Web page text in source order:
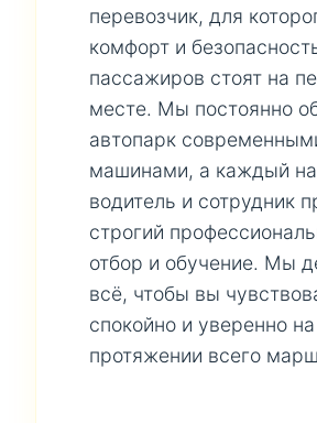
перевозчик, для
комфорт и
пассажиров стоят на
месте. Мы постоянно
автопарк
машинами, а каждый
водитель и сотрудник
строгий
отбор и обучение. Мы
всё, чтобы вы
спокойно и уверенно на
протяжении всего